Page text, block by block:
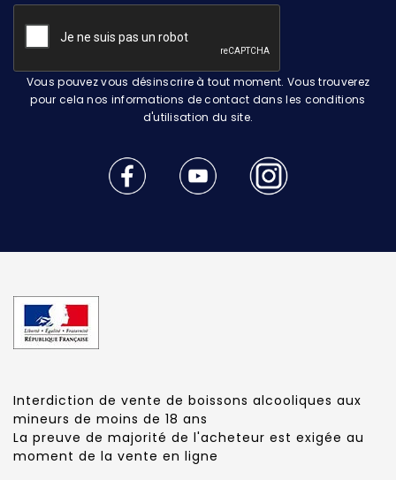
Vous pouvez vous désinscrire à tout moment. Vous trouverez
pour cela nos informations de contact dans les conditions
d'utilisation du site.
Interdiction de vente de boissons alcooliques aux
mineurs de moins de 18 ans
La preuve de majorité de l'acheteur est exigée au
moment de la vente en ligne